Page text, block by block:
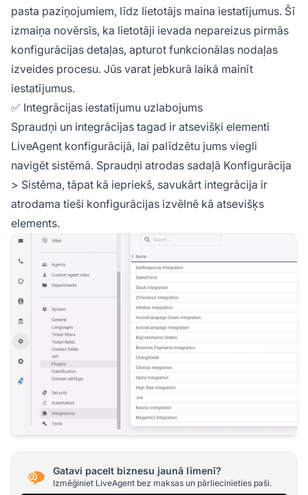
pasta paziņojumiem, līdz lietotājs maina iestatījumus. Šī
izmaiņa novērsīs, ka lietotāji ievada nepareizus pirmās
konfigurācijas detaļas, apturot funkcionālas nodaļas
izveides procesu. Jūs varat jebkurā laikā mainīt
iestatījumus.
✅ Integrācijas iestatījumu uzlabojums
Spraudņi un integrācijas tagad ir atsevišķi elementi
LiveAgent konfigurācijā, lai palīdzētu jums viegli
navigēt sistēmā. Spraudņi atrodas sadaļā Konfigurācija
> Sistēma, tāpat kā iepriekš, savukārt integrācija ir
atrodama tieši konfigurācijas izvēlnē kā atsevišķs
elements.
Gatavi pacelt biznesu jaunā līmenī?
Izmēģiniet LiveAgent bez maksas un pārliecinieties paši.